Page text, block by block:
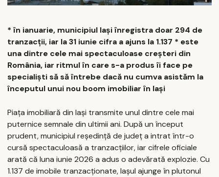
* în ianuarie, municipiul Iași înregistra doar 294 de
tranzacții, iar la 31 iunie cifra a ajuns la 1.137 * este
una dintre cele mai spectaculoase creșteri din
România, iar ritmul în care s-a produs îi face pe
specialiști să să întrebe dacă nu cumva asistăm la
începutul unui nou boom imobiliar în Iași
Piața imobiliară din Iași transmite unul dintre cele mai
puternice semnale din ultimii ani. După un început
prudent, municipiul reședință de județ a intrat într-o
cursă spectaculoasă a tranzacțiilor, iar cifrele oficiale
arată că luna iunie 2026 a adus o adevărată explozie. Cu
1.137 de imobile tranzacționate, Iașul ajunge în plutonul